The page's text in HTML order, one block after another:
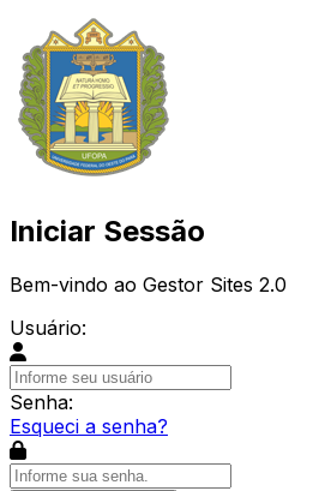
Iniciar Sessão
Bem-vindo ao Gestor Sites 2.0
Usuário:
Senha:
Esqueci a senha?